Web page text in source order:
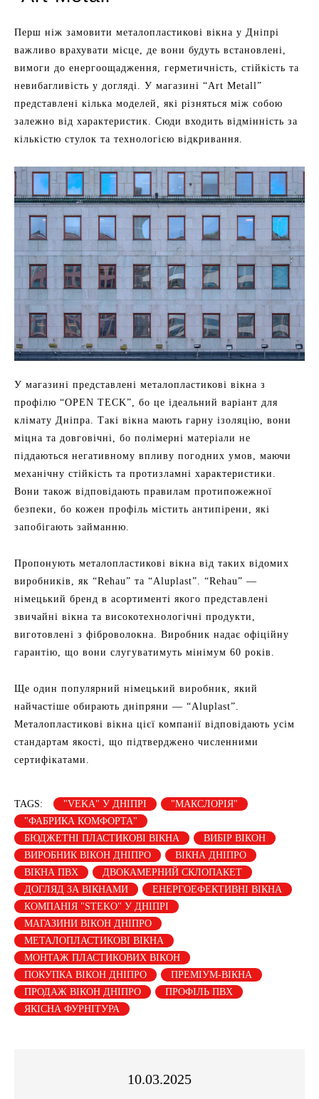
Перш ніж замовити металопластикові вікна у Дніпрі
важливо врахувати місце, де вони будуть встановлені,
вимоги до енергоощадження, герметичність, стійкість та
невибагливість у догляді. У магазині “Art Metall”
представлені кілька моделей, які різняться між собою
залежно від характеристик. Сюди входить відмінність за
кількістю стулок та технологією відкривання.
У магазині представлені металопластикові вікна з
профілю “OPEN TECK”, бо це ідеальний варіант для
клімату Дніпра. Такі вікна мають гарну ізоляцію, вони
міцна та довговічні, бо полімерні матеріали не
піддаються негативному впливу погодних умов, маючи
механічну стійкість та протизламні характеристики.
Вони також відповідають правилам протипожежної
безпеки, бо кожен профіль містить антипірени, які
запобігають займанню.
Пропонують металопластикові вікна від таких відомих
виробників, як “Rehau” та “Aluplast”. “Rehau” —
німецький бренд в асортименті якого представлені
звичайні вікна та високотехнологічні продукти,
виготовлені з фіброволокна. Виробник надає офіційну
гарантію, що вони слугуватимуть мінімум 60 років.
Ще один популярний німецький виробник, який
найчастіше обирають дніпряни — “Aluplast”.
Металопластикові вікна цієї компанії відповідають усім
стандартам якості, що підтверджено численними
сертифікатами.
TAGS: "VEKA" У ДНІПРІ
"МАКСЛОРІЯ"
"ФАБРИКА КОМФОРТА"
БЮДЖЕТНІ ПЛАСТИКОВІ ВІКНА
ВИБІР ВІКОН
ВИРОБНИК ВІКОН ДНІПРО
ВІКНА ДНІПРО
ВІКНА ПВХ
ДВОКАМЕРНИЙ СКЛОПАКЕТ
ДОГЛЯД ЗА ВІКНАМИ
ЕНЕРГОЕФЕКТИВНІ ВІКНА
КОМПАНІЯ "STEKO" У ДНІПРІ
МАГАЗИНИ ВІКОН ДНІПРО
МЕТАЛОПЛАСТИКОВІ ВІКНА
МОНТАЖ ПЛАСТИКОВИХ ВІКОН
ПОКУПКА ВІКОН ДНІПРО
ПРЕМІУМ-ВІКНА
ПРОДАЖ ВІКОН ДНІПРО
ПРОФІЛЬ ПВХ
ЯКІСНА ФУРНІТУРА
10.03.2025